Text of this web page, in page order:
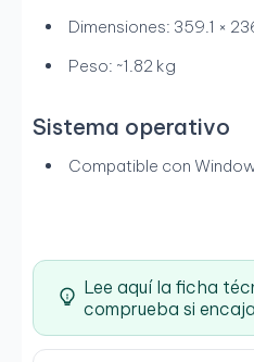
Dimensiones: 359.1 ×
Peso: ~1.82 kg
Sistema operativo
Compatible con
Lee aquí la ficha
comprueba si